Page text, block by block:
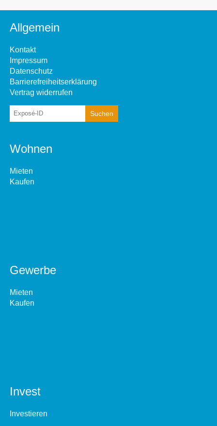
Allgemein
Kontakt
Impressum
Datenschutz
Barrierefreiheitserklärung
Vertrag widerrufen
Wohnen
Mieten
Kaufen
Gewerbe
Mieten
Kaufen
Invest
Investieren